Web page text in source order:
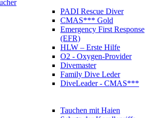
PADI Rescue Diver
CMAS*** Gold
Emergency First Response
(EFR)
HLW – Erste Hilfe
O2 - Oxygen-Provider
Divemaster
Family Dive Leder
DiveLeader - CMAS***
Tauchen mit Haien